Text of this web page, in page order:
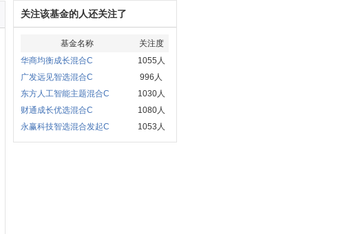
关注该基金的人还关注了
基金名称
关注度
华商均衡成长混合C
1055人
广发远见智选混合C
996人
东方人工智能主题混合C
1030人
财通成长优选混合C
1080人
永赢科技智选混合发起C
1053人